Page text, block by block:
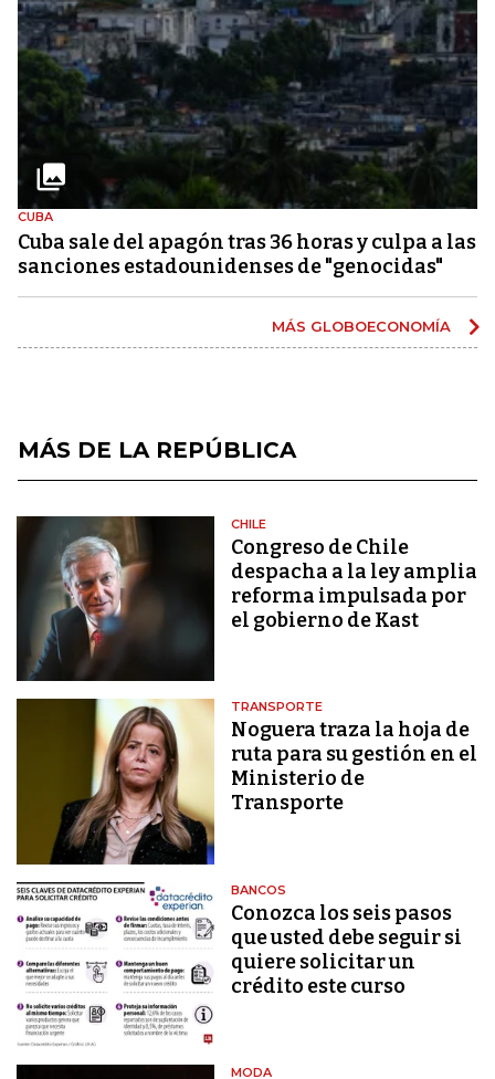
CUBA
Cuba sale del apagón tras 36 horas y culpa a las
sanciones estadounidenses de "genocidas"
MÁS GLOBOECONOMÍA
MÁS DE LA REPÚBLICA
CHILE
Congreso de Chile
despacha a la ley amplia
reforma impulsada por
el gobierno de Kast
TRANSPORTE
Noguera traza la hoja de
ruta para su gestión en el
Ministerio de
Transporte
BANCOS
Conozca los seis pasos
que usted debe seguir si
quiere solicitar un
crédito este curso
MODA